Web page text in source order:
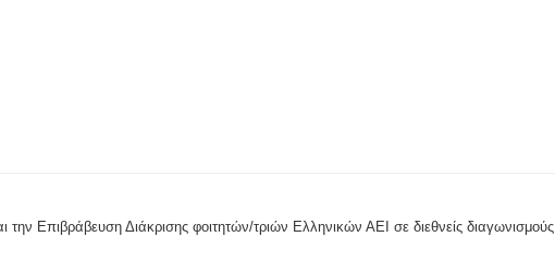
Επιβράβευση Διάκρισης φοιτητών/τριών Ελληνικών ΑΕΙ σε διεθνείς διαγωνισμούς